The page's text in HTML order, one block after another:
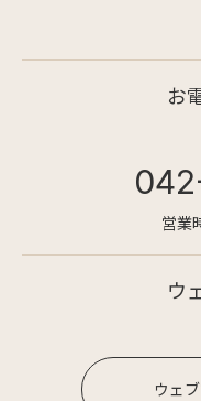
お
営業
ウ
ウェ